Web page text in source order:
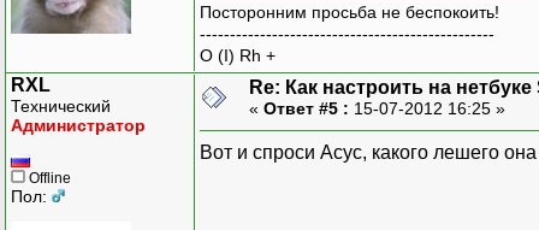
Посторонним просьба не беспокоить!
-------------------------------------------------
O (I) Rh +
RXL
Технический
Администратор
Offline
Пол:
Re: Как настроить на
« Ответ #5 : 15-07-2012 16:25 »
Вот и спроси Асус, какого лешего